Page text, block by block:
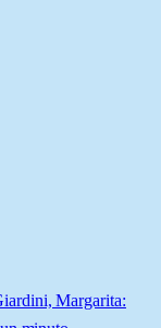
Margarita: